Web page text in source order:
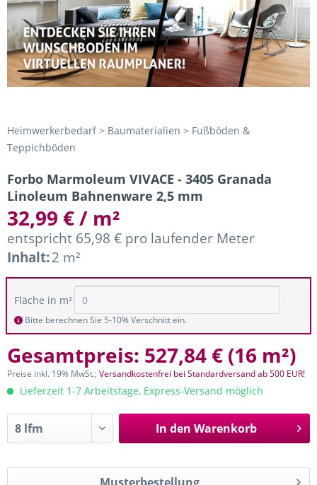
Heimwerkerbedarf > Baumaterialien > Fußböden &
Teppichböden
Forbo Marmoleum VIVACE - 3405 Granada
Linoleum Bahnenware 2,5 mm
32,99 € / m²
entspricht 65,98 € pro laufender Meter
Inhalt:2 m²
Fläche in m²
Bitte berechnen Sie 5-10% Verschnitt ein.
Gesamtpreis: 527,84 € (16 m²)
Preise inkl. 19% MwSt.;Versandkostenfrei bei Standardversand ab 500 EUR!
Lieferzeit 1-7 Arbeitstage, Express-Versand möglich
In den Warenkorb